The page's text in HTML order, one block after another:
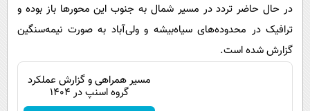
در حال حاضر تردد در مسیر شمال به جنوب این محورها باز بوده و
ترافیک در محدوده‌های سیاه‌بیشه و ولی‌آباد به صورت نیمه‌سنگین
گزارش شده است.
مسیر همراهی و گزارش عملکرد
گروه اسنپ در ۱۴۰۴